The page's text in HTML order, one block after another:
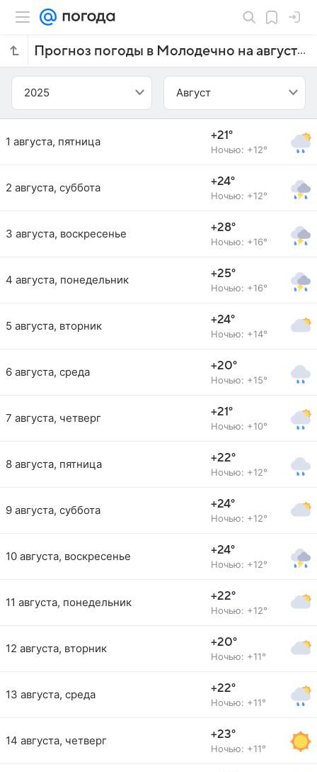
Прогноз погоды в Молодечно на август 2025 года
2025 Август
1 августа, пятница +21°
Ночью: +12°
2 августа, суббота +24°
Ночью: +12°
3 августа, воскресенье +28°
Ночью: +16°
4 августа, понедельник +25°
Ночью: +16°
5 августа, вторник +24°
Ночью: +14°
6 августа, среда +20°
Ночью: +15°
7 августа, четверг +21°
Ночью: +10°
8 августа, пятница +22°
Ночью: +12°
9 августа, суббота +24°
Ночью: +12°
10 августа, воскресенье +24°
Ночью: +12°
11 августа, понедельник +22°
Ночью: +12°
12 августа, вторник +20°
Ночью: +11°
13 августа, среда +22°
Ночью: +11°
14 августа, четверг +23°
Ночью: +11°